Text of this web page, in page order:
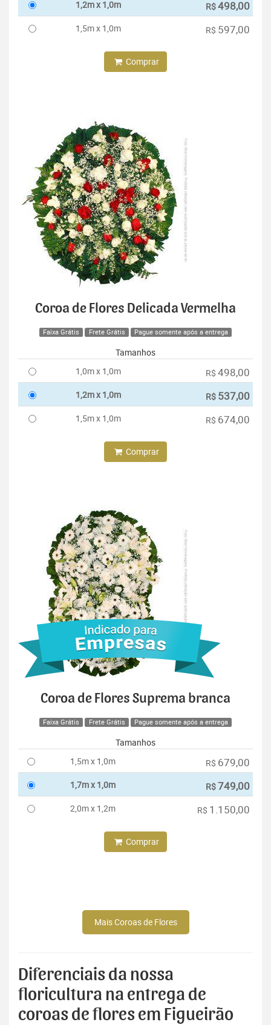
1,2m x 1,0m R$498,00
1,5m x 1,0m R$ 597,00
Comprar
Coroa de Flores Delicada Vermelha
Faixa Grátis Frete Grátis Pague somente após a entrega
Tamanhos
1,0m x 1,0m
R$ 498,00
1,2m x 1,0m R$ 537,00
1,5m x 1,0m R$ 674,00
Comprar
Coroa de Flores Suprema branca
Faixa Grátis Frete Grátis Pague somente após a entrega
Tamanhos
1,5m x 1,0m
R$ 679,00
1,7m x 1,0m R$749,00
2,0m x 1,2m R$ 1.150,00
Comprar
Mais Coroas de Flores
Diferenciais da nossa
floricultura na entrega de
coroas de flores em Figueirão